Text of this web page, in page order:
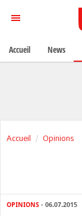
Accueil Opinions
OPINIONS - 06.07.2015
Accueil News